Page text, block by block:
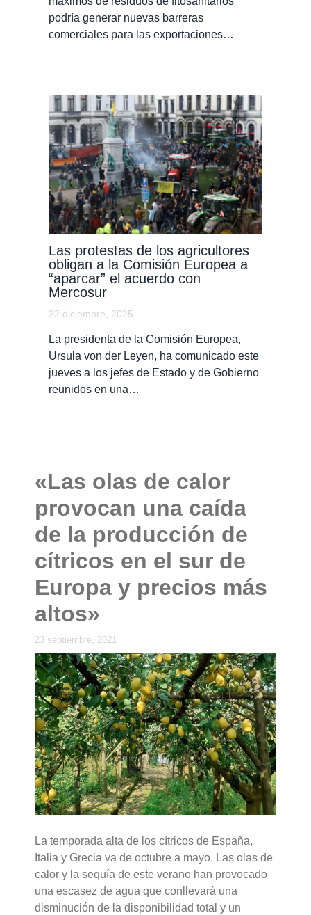
podría generar nuevas barreras
comerciales para las exportaciones…
Las protestas de los agricultores
obligan a la Comisión Europea a
“aparcar” el acuerdo con
Mercosur
22 diciembre, 2025
La presidenta de la Comisión Europea,
Ursula von der Leyen, ha comunicado este
jueves a los jefes de Estado y de Gobierno
reunidos en una…
«Las olas de calor
provocan una caída
de la producción de
cítricos en el sur de
Europa y precios más
altos»
23 septiembre, 2021
La temporada alta de los cítricos de España,
Italia y Grecia va de octubre a mayo. Las olas de
calor y la sequía de este verano han provocado
una escasez de agua que conllevará una
disminución de la disponibilidad total y un